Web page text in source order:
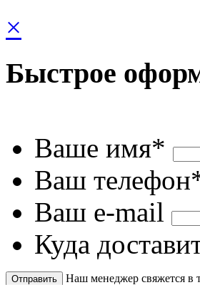
×
Быстрое
Ваше имя*
Ваш
Ваш e-mail
Куда
Наш менеджер свяжется в